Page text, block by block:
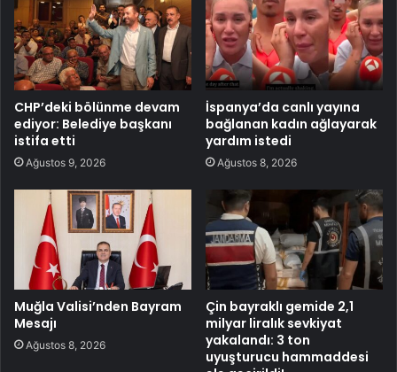
CHP’deki bölünme devam
ediyor: Belediye başkanı
istifa etti
Ağustos 9, 2026
İspanya’da canlı yayına
bağlanan kadın ağlayarak
yardım istedi
Ağustos 8, 2026
Muğla Valisi’nden Bayram
Mesajı
Ağustos 8, 2026
Çin bayraklı gemide 2,1
milyar liralık sevkiyat
yakalandı: 3 ton
uyuşturucu hammaddesi